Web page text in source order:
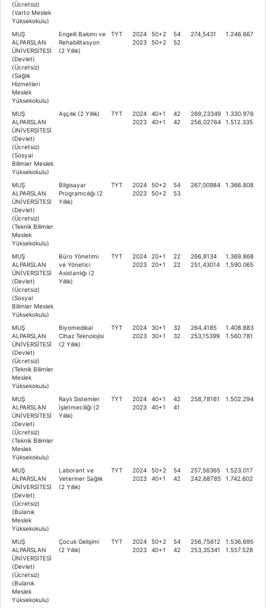
(Ücretsiz)
(Varto Meslek
Yüksekokulu)
MUŞ
ALPARSLAN
ÜNİVERSİTESİ
(Devlet)
(Ücretsiz)
(Sağlık
Hizmetleri
Meslek
Yüksekokulu)
Engelli Bakımı ve
Rehabilitasyon
(2 Yıllık)
TYT
2024
2023
50+2
50+2
54
52
274,5431 1.246.667
MUŞ
ALPARSLAN
ÜNİVERSİTESİ
(Devlet)
(Ücretsiz)
(Sosyal
Bilimler Meslek
Yüksekokulu)
Aşçılık (2 Yıllık) TYT
2024
2023
40+1
40+1
42
42
269,23349
256,02764
1.330.976
1.512.335
MUŞ
ALPARSLAN
ÜNİVERSİTESİ
(Devlet)
(Ücretsiz)
(Teknik Bilimler
Meslek
Yüksekokulu)
Bilgisayar
Programcılığı (2
Yıllık)
TYT
2024
2023
50+2
50+2
54
53
267,00984 1.366.808
MUŞ
ALPARSLAN
ÜNİVERSİTESİ
(Devlet)
(Ücretsiz)
(Sosyal
Bilimler Meslek
Yüksekokulu)
Büro Yönetimi
ve Yönetici
Asistanlığı (2
Yıllık)
TYT
2024
2023
20+1
20+1
22
22
266,8134
251,43014
1.369.868
1.590.065
MUŞ
ALPARSLAN
ÜNİVERSİTESİ
(Devlet)
(Ücretsiz)
(Teknik Bilimler
Meslek
Yüksekokulu)
Biyomedikal
Cihaz Teknolojisi
(2 Yıllık)
TYT
2024
2023
30+1
30+1
32
32
264,4185
253,15399
1.408.883
1.560.781
MUŞ
ALPARSLAN
ÜNİVERSİTESİ
(Devlet)
(Ücretsiz)
(Teknik Bilimler
Meslek
Yüksekokulu)
Raylı Sistemler
İşletmeciliği (2
Yıllık)
TYT
2024
2023
40+1
40+1
42
41
258,78161 1.502.294
MUŞ
ALPARSLAN
ÜNİVERSİTESİ
(Devlet)
(Ücretsiz)
(Bulanık
Meslek
Yüksekokulu)
Laborant ve
Veteriner Sağlık
(2 Yıllık)
TYT
2024
2023
50+2
40+1
54
42
257,56365
242,68785
1.523.017
1.742.602
MUŞ
ALPARSLAN
ÜNİVERSİTESİ
(Devlet)
(Ücretsiz)
(Bulanık
Meslek
Yüksekokulu)
Çocuk Gelişimi
(2 Yıllık)
TYT
2024
2023
50+2
40+1
54
42
256,75612
253,35341
1.536.695
1.557.528